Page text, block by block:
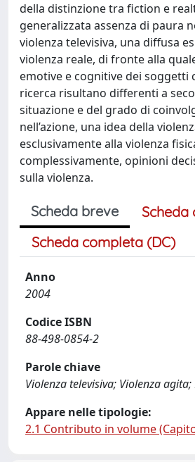
della distinzione tra fiction e
generalizzata assenza di paura
violenza televisiva, una diffusa
violenza reale, di fronte alla
emotive e cognitive dei soggetti
ricerca risultano differenti a
situazione e del grado di
nell’azione, una idea della
esclusivamente alla violenza
complessivamente, opinioni
sulla violenza.
Scheda breve
Scheda
Scheda completa (DC)
Anno
2004
Codice ISBN
88-498-0854-2
Parole chiave
Violenza televisiva; Violenza
Appare nelle tipologie:
2.1 Contributo in volume